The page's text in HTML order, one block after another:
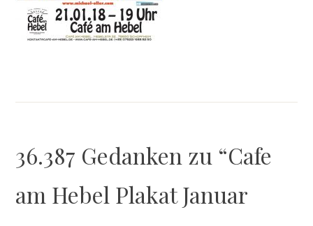
36.387 Gedanken zu “Cafe
am Hebel Plakat Januar